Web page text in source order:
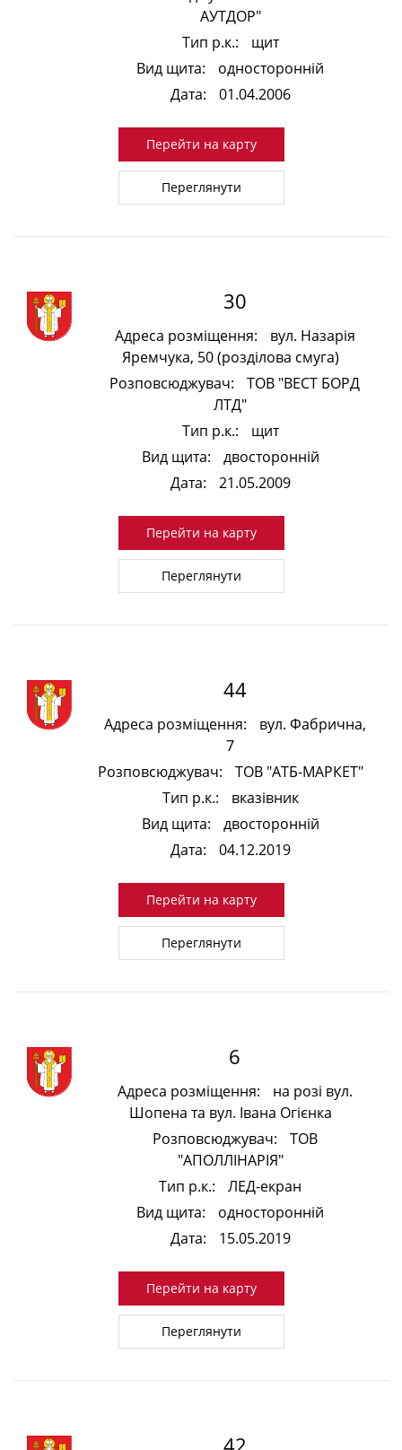
АУТДОР"
Тип р.к.:
щит
Вид щита:
односторонній
Дата:
01.04.2006
Перейти на карту
Переглянути
30
Адреса розміщення:
вул. Назарія
Яремчука, 50 (розділова смуга)
Розповсюджувач:
ТОВ "ВЕСТ БОРД
ЛТД"
Тип р.к.:
щит
Вид щита:
двосторонній
Дата:
21.05.2009
Перейти на карту
Переглянути
44
Адреса розміщення:
вул. Фабрична,
7
Розповсюджувач:
ТОВ "АТБ-МАРКЕТ"
Тип р.к.:
вказівник
Вид щита:
двосторонній
Дата:
04.12.2019
Перейти на карту
Переглянути
6
Адреса розміщення:
на розі вул.
Шопена та вул. Івана Огієнка
Розповсюджувач:
ТОВ
"АПОЛЛІНАРІЯ"
Тип р.к.:
ЛЕД-екран
Вид щита:
односторонній
Дата:
15.05.2019
Перейти на карту
Переглянути
42